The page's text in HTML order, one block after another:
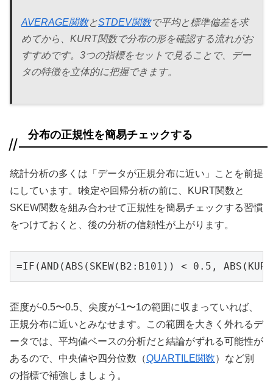
AVERAGE関数とSTDEV関数で平均と標準偏差を求
めてから、KURT関数で分布の形を確認する流れがお
すすめです。3つの指標をセットで見ることで、デー
タの特徴を立体的に把握できます。
分布の正規性を簡易チェックする
統計分析の多くは「データが正規分布に近い」ことを前提
にしています。t検定や回帰分析の前に、KURT関数と
SKEW関数を組み合わせて正規性を簡易チェックする習慣
をつけておくと、後の分析の信頼性が上がります。
=IF(AND(ABS(SKEW(B2:B101)) < 0.5,
歪度が-0.5〜0.5、尖度が-1〜1の範囲に収まっていれば、
正規分布に近いとみなせます。この範囲を大きく外れるデ
ータでは、平均値ベースの分析だと結論がずれる可能性が
あるので、中央値や四分位数（QUARTILE関数）など別
の指標で補強しましょう。